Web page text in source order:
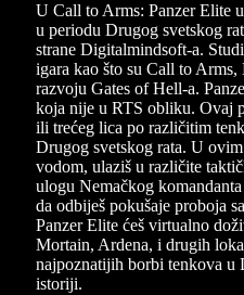
U Call to Arms: Panzer Elite
u periodu Drugog svetskog
strane Digitalmindsoft-a.
igara kao što su Call to
razvoju Gates of Hell-a.
koja nije u RTS obliku. Ovaj
ili trećeg lica po različitim
Drugog svetskog rata. U
vodom, ulaziš u različite
ulogu Nemačkog
da odbiješ pokušaje proboja
Panzer Elite ćeš virtualno
Mortain, Ardena, i drugih
najpoznatijih borbi tenkova u
istoriji.